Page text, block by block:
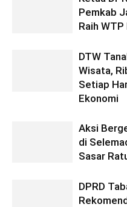
Pemkab
Raih
DTW
Wisata,
Setiap
Ekonomi
Aksi
di
Sasar
DPRD